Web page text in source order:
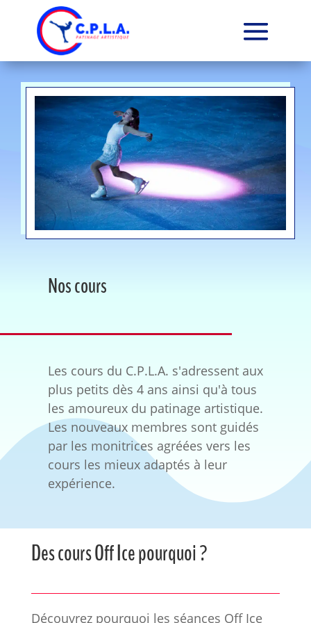
Nos cours
Les cours du C.P.L.A. s'adressent aux
plus petits dès 4 ans ainsi qu'à tous
les amoureux du patinage artistique.
Les nouveaux membres sont guidés
par les monitrices agréées vers les
cours les mieux adaptés à leur
expérience.
Des cours Off Ice pourquoi ?
Découvrez pourquoi les séances Off Ice